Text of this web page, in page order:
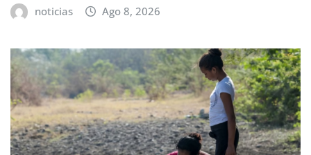
noticias Ago 8, 2026